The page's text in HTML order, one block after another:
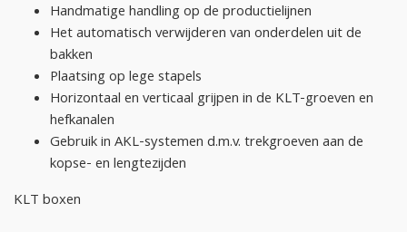
Handmatige handling op de productielijnen
Het automatisch verwijderen van onderdelen uit de
bakken
Plaatsing op lege stapels
Horizontaal en verticaal grijpen in de KLT-groeven en
hefkanalen
Gebruik in AKL-systemen d.m.v. trekgroeven aan de
kopse- en lengtezijden
KLT boxen